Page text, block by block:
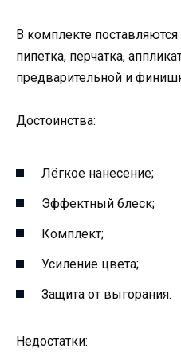
В комплекте
пипетка, перчатка,
предварительной и
Достоинства:
Лёгкое нанесение;
Эффектный блеск;
Комплект;
Усиление цвета;
Защита от выгорания.
Недостатки: